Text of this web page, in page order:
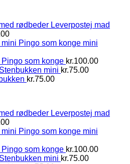
Leverpostej mad
Pingo som konge mini
Pingo som konge kr.100.00
Stenbukken mini kr.75.00
kr.75.00
Leverpostej mad
Pingo som konge mini
Pingo som konge kr.100.00
Stenbukken mini kr.75.00